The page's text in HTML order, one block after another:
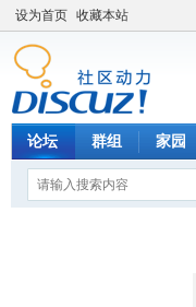
设为首页 收藏本站
论坛 群组 家园